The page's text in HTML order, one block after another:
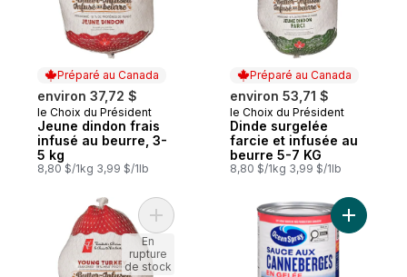
Préparé au Canada
environ 37,72 $
Préparé au Canada
le Choix du Président
Jeune dindon frais
infusé au beurre, 3-
5 kg
8,80 $/1kg 3,99 $/1lb
Préparé au Canada
environ 53,71 $
Préparé au Canada
le Choix du Président
Dinde surgelée
farcie et infusée au
beurre 5-7 KG
8,80 $/1kg 3,99 $/1lb
Ajouter Dinde infusée au beurre 3 à 5 kg
En
rupture
de stock
Ajouter